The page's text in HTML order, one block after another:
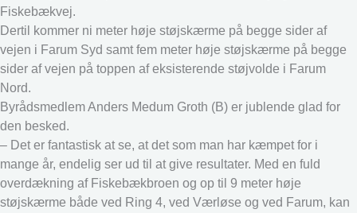
Fiskebækvej.
Dertil kommer ni meter høje støjskærme på begge sider af
vejen i Farum Syd samt fem meter høje støjskærme på begge
sider af vejen på toppen af eksisterende støjvolde i Farum
Nord.
Byrådsmedlem Anders Medum Groth (B) er jublende glad for
den besked.
– Det er fantastisk at se, at det som man har kæmpet for i
mange år, endelig ser ud til at give resultater. Med en fuld
overdækning af Fiskebækbroen og op til 9 meter høje
støjskærme både ved Ring 4, ved Værløse og ved Farum, kan